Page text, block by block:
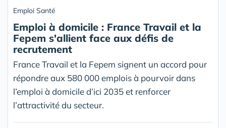
Emploi Santé
Emploi à domicile : France Travail et la
Fepem s'allient face aux défis de
recrutement
France Travail et la Fepem signent un accord pour
répondre aux 580 000 emplois à pourvoir dans
l’emploi à domicile d’ici 2035 et renforcer
l’attractivité du secteur.